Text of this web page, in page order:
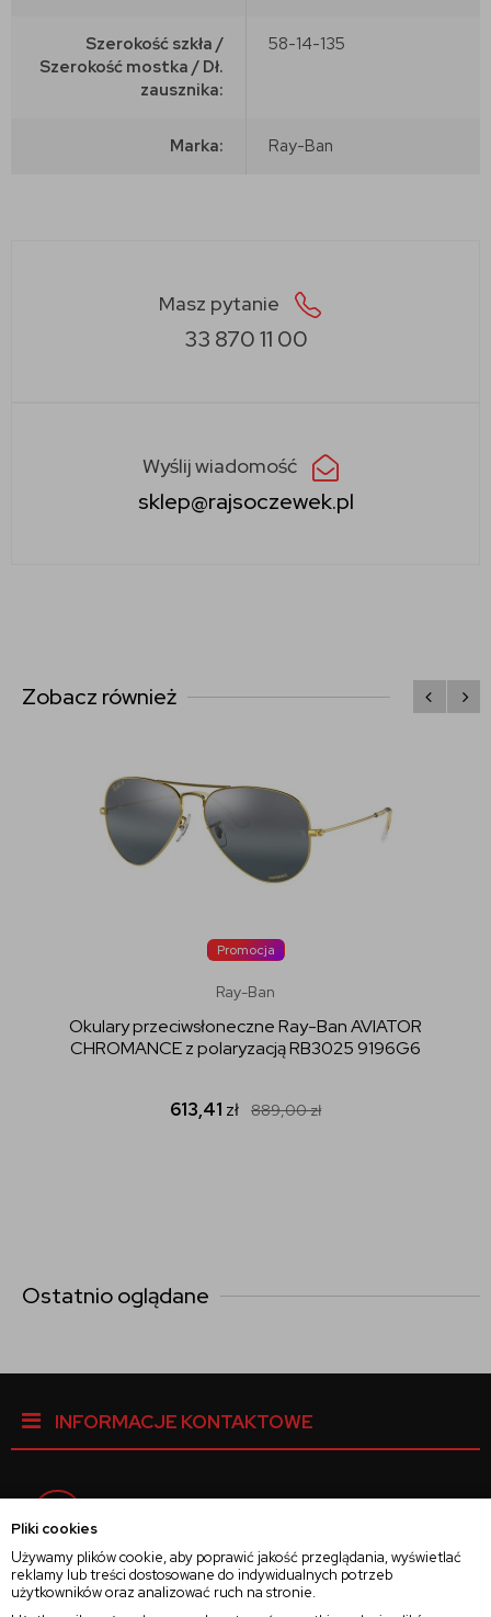
Pliki cookies
Używamy plików cookie, aby poprawić jakość przeglądania, wyświetlać
reklamy lub treści dostosowane do indywidualnych potrzeb
użytkowników oraz analizować ruch na stronie.
Szerokość szkła /
Szerokość mostka / Dł.
zausznika:
58-14-135
Marka: Ray-Ban
Masz pytanie
33 870 11 00
Wyślij wiadomość
sklep@rajsoczewek.pl
Zobacz również
Promocja
Ray-Ban
Okulary przeciwsłoneczne Ray-Ban AVIATOR
CHROMANCE z polaryzacją RB3025 9196G6
613,41 zł 889,00zł
Ostatnio oglądane
INFORMACJE KONTAKTOWE
Instagram